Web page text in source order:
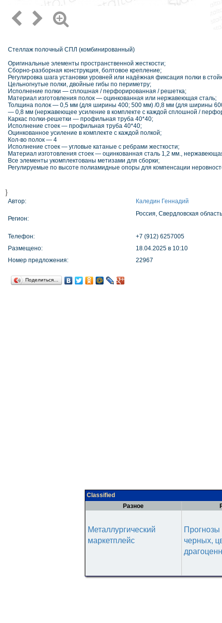
Стеллаж полочный СПЛ (комбинированный)
Оригинальные элементы пространственной жесткости;
Сборно-разборная конструкция, болтовое крепление;
Регулировка шага установки уровней или надёжная фиксация полки в
Цельногнутые полки, двойные гибы по периметру;
Исполнение полки — сплошная / перфорированная / решетка;
Материал изготовления полок — оцинкованная или нержавеющая сталь;
Толщина полок — 0,5 мм (для ширины 400; 500 мм) /0,8 мм (для ширины
— 0,8 мм (нержавеющее усиление в комплекте с каждой сплошной /
Каркас полки-решетки — профильная труба 40*40;
Исполнение стоек — профильная труба 40*40;
Оцинкованное усиление в комплекте с каждой полкой;
Кол-во полок — 4
Исполнение стоек — угловые катаные с ребрами жесткости;
Материал изготовления стоек — оцинкованная сталь 1,2 мм.,
Все элементы укомплектованы метизами для сборки;
Регулируемые по высоте полиамидные опоры для компенсации
}
Автор: Каледин Геннадий
Регион:
Россия, Свердловская область
Телефон:
+7 (912) 6257005
Размещено:
18.04.2025 в 10:10
Номер предложения:
22967
Поделиться…
Classified
Разное
Металлургический
маркетплейс
черных,